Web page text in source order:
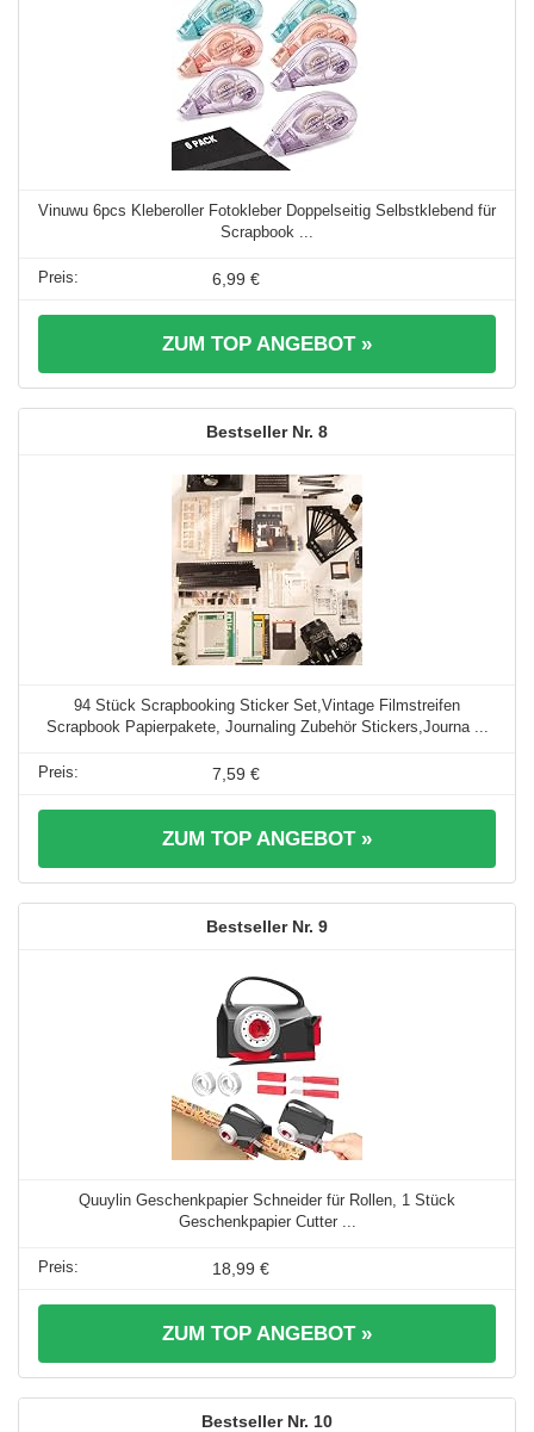
Vinuwu 6pcs Kleberoller Fotokleber Doppelseitig Selbstklebend für
Scrapbook ...
6,99 €
ZUM TOP ANGEBOT »
8
94 Stück Scrapbooking Sticker Set,Vintage Filmstreifen
Scrapbook Papierpakete, Journaling Zubehör Stickers,Journa ...
7,59 €
ZUM TOP ANGEBOT »
9
Quuylin Geschenkpapier Schneider für Rollen, 1 Stück
Geschenkpapier Cutter ...
18,99 €
ZUM TOP ANGEBOT »
10